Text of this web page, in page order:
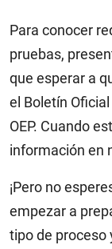
Para conocer
pruebas,
que esperar a
el Boletín
OEP. Cuando
información en
¡Pero no
empezar a
tipo de proceso